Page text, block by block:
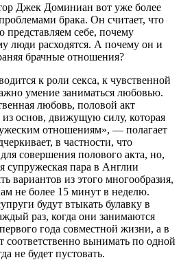
Джек Доминиан вот уже более
брака. Он считает, что
представляем себе, почему
люди расходятся. А почему он и
брачные отношения?
к роли секса, к чувственной
умение заниматься любовью.
любовь, половой акт
основ, движущую силу, которая
отношениям», — полагает
в частности, что
совершения полового акта, но,
супружеская пара в Англии
вариантов из этого многообразия,
не более 15 минут в неделю.
будут втыкать булавку в
раз, когда они занимаются
года совместной жизни, а в
вынимать по одной
не будет пустовать.